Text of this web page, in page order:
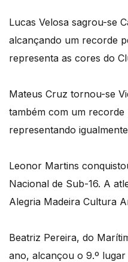
Lucas Velosa sagrou-se
alcançando um recorde
representa as cores do
Mateus Cruz tornou-se
também com um recorde
representando
Leonor Martins
Nacional de Sub-16. A
Alegria Madeira Cultura
Beatriz Pereira, do
ano, alcançou o 9.º